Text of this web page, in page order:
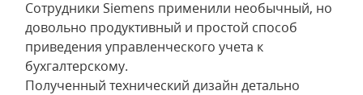
Сотрудники Siemens применили необычный, но
довольно продуктивный и простой способ
приведения управленческого учета к
бухгалтерскому.
Полученный технический дизайн детально